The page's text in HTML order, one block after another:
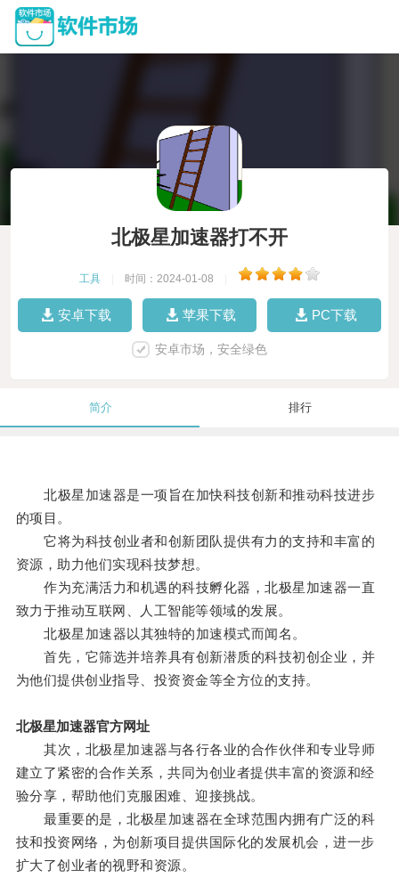
北极星加速器打不开
工具 时间：2024-01-08
安卓下载 苹果下载 PC下载
安卓市场，安全绿色
简介 排行
北极星加速器是一项旨在加快科技创新和推动科技进步
的项目。
它将为科技创业者和创新团队提供有力的支持和丰富的
资源，助力他们实现科技梦想。
作为充满活力和机遇的科技孵化器，北极星加速器一直
致力于推动互联网、人工智能等领域的发展。
北极星加速器以其独特的加速模式而闻名。
首先，它筛选并培养具有创新潜质的科技初创企业，并
为他们提供创业指导、投资资金等全方位的支持。
北极星加速器官方网址
其次，北极星加速器与各行各业的合作伙伴和专业导师
建立了紧密的合作关系，共同为创业者提供丰富的资源和经
验分享，帮助他们克服困难、迎接挑战。
最重要的是，北极星加速器在全球范围内拥有广泛的科
技和投资网络，为创新项目提供国际化的发展机会，进一步
扩大了创业者的视野和资源。